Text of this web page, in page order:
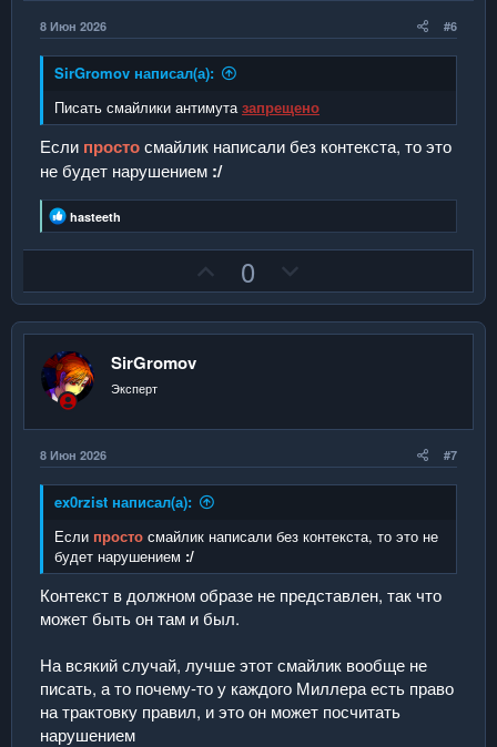
ы
й
г
о
л
с
ы
г
о
л
с
8 Июн 2026 #6
SirGromov написал(а):
Писать смайлики антимутазапрещено
Если простосмайлик написали без контекста, то это
не будет нарушением :/
Р
е
а
и
:
hasteeth
о
з
в
ы
г
л
о
0
е
г
в
ы
г
л
о
SirGromov
Эксперт
8 Июн 2026 #7
ex0rzist написал(а):
Если просто смайлик написали без контекста, то это не
будет нарушением :/
Контекст в должном образе не представлен, так что
может быть он там и был.
На всякий случай, лучше этот смайлик вообще не
писать, а то почему-то у каждого Миллера есть право
на трактовку правил, и это он может посчитать
нарушением